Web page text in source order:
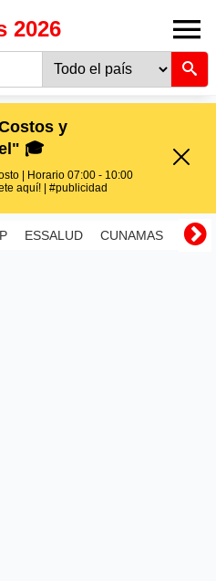
2026
y
🎓
| Horario 07:00 - 10:00
aquí! | #publicidad
ESSALUD CUNAMAS